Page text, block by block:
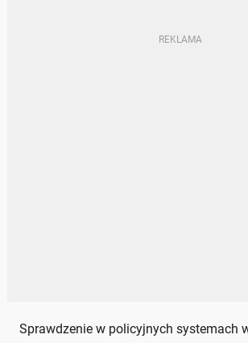
Sprawdzenie w policyjnych systemach